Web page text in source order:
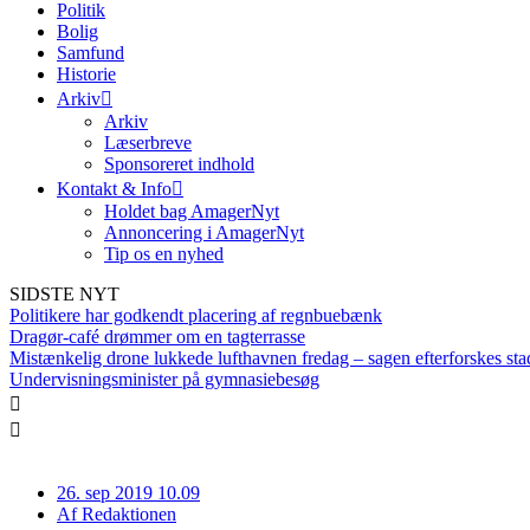
Politik
Bolig
Samfund
Historie
Arkiv
Arkiv
Læserbreve
Sponsoreret indhold
Kontakt & Info
Holdet bag AmagerNyt
Annoncering i AmagerNyt
Tip os en nyhed
SIDSTE NYT
Politikere har godkendt placering af regnbuebænk
Dragør-café drømmer om en tagterrasse
Mistænkelig drone lukkede lufthavnen fredag – sagen efterforskes
Undervisningsminister på gymnasiebesøg
26. sep 2019 10.09
AfRedaktionen